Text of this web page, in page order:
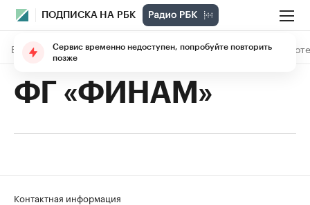
ПОДПИСКА НА РБК
В подписке Материалы Лекции The Economist
ФГ «ФИНАМ»
Контактная информация
Сервис временно недоступен, попробуйте повторить
позже